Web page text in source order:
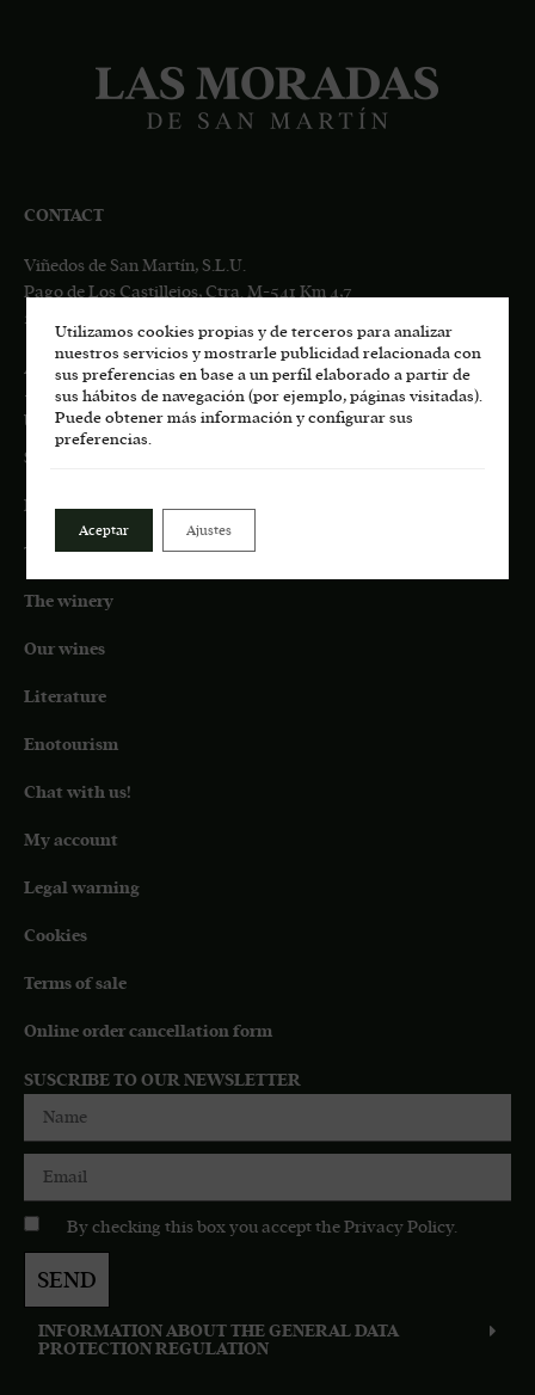
CONTACT
Viñedos de San Martín, S.L.U.
Pago de Los Castillejos, Ctra. M-541 Km 4,7
28680 San Martín de Valdeiglesias, MADRID
About us:
+34 687 45 72 35
bodega.lasmoradas@grupoenate.es
Shop
Eco
Terroir
The winery
Our wines
Literature
Enotourism
Chat with us!
My account
Legal warning
Cookies
Terms of sale
Online order cancellation form
SUSCRIBE TO OUR NEWSLETTER
By checking this box you accept the Privacy Policy.
SEND
INFORMATION ABOUT THE GENERAL DATA
PROTECTION REGULATION
Utilizamos cookies propias y de terceros para analizar
nuestros servicios y mostrarle publicidad relacionada con
sus preferencias en base a un perfil elaborado a partir de
sus hábitos de navegación (por ejemplo, páginas visitadas).
Puede obtener más información y configurar sus
preferencias.
Aceptar Ajustes